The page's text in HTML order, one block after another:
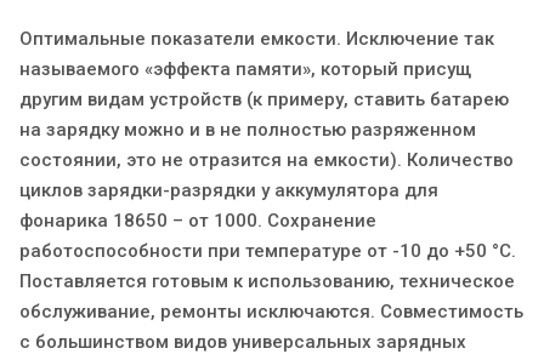
Оптимальные показатели емкости. Исключение так
называемого «эффекта памяти», который присущ
другим видам устройств (к примеру, ставить батарею
на зарядку можно и в не полностью разряженном
состоянии, это не отразится на емкости). Количество
циклов зарядки-разрядки у аккумулятора для
фонарика 18650 – от 1000. Сохранение
работоспособности при температуре от -10 до +50 °С.
Поставляется готовым к использованию, техническое
обслуживание, ремонты исключаются. Совместимость
с большинством видов универсальных зарядных